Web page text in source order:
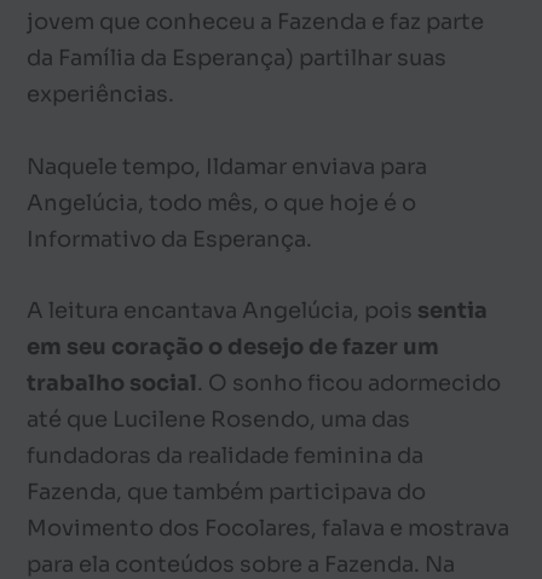
jovem que conheceu a Fazenda e faz parte
da Família da Esperança) partilhar suas
experiências.
Naquele tempo, Ildamar enviava para
Angelúcia, todo mês, o que hoje é o
Informativo da Esperança.
A leitura encantava Angelúcia, pois sentia
em seu coração o desejo de fazer um
trabalho social. O sonho ficou adormecido
até que Lucilene Rosendo, uma das
fundadoras da realidade feminina da
Fazenda, que também participava do
Movimento dos Focolares, falava e mostrava
para ela conteúdos sobre a Fazenda. Na